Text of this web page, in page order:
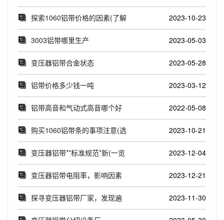
探索1060铝带价格的因素(了解
1060铝...
2023-10-23
3003铝带哪里生产 2023-05-03
变压器铝带合金状态 2023-05-28
铝带价格多少钱一吨 2023-03-12
铝带高音和气动式高音哪个好 2022-05-08
购买1060铝带条的事项注意(选
择1060...
2023-10-21
变压器铝带**标准规范*新(一览
**标准规...
2023-12-04
变压器铝带电阻率，影响因素
与改进措施(分析...
2023-12-21
探寻变压器铝带厂家，发现遍
布全国的制造商(...
2023-11-30